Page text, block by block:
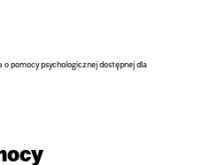
o pomocy psychologicznej dostępnej dla